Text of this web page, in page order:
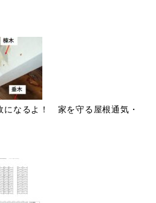
になるよ！ 家を守る屋根通気・